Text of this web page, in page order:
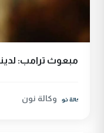
مبعوث ترامب:
وكالة نون